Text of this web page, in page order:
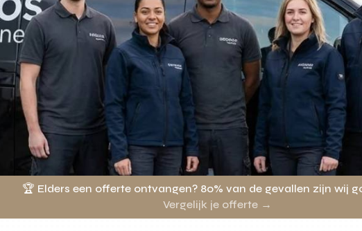
🏆 Elders een offerte ontvangen? 80% van de gevallen zijn wij
Vergelijk je offerte →